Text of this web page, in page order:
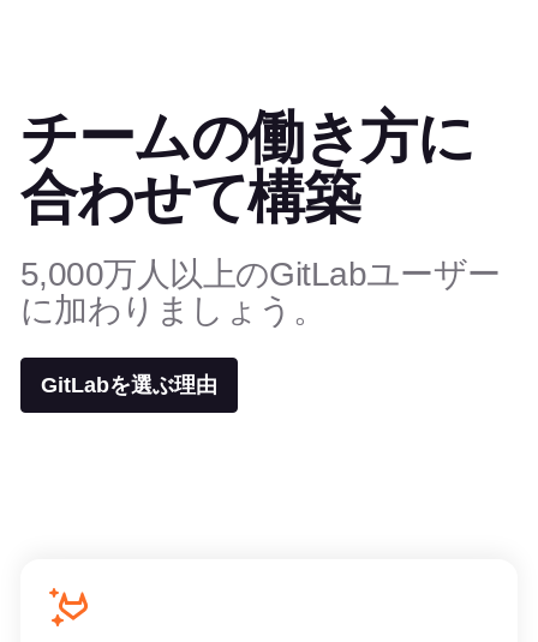
チームの働き方に
合わせて構築
5,000万人以上のGitLabユーザー
に加わりましょう。
GitLabを選ぶ理由